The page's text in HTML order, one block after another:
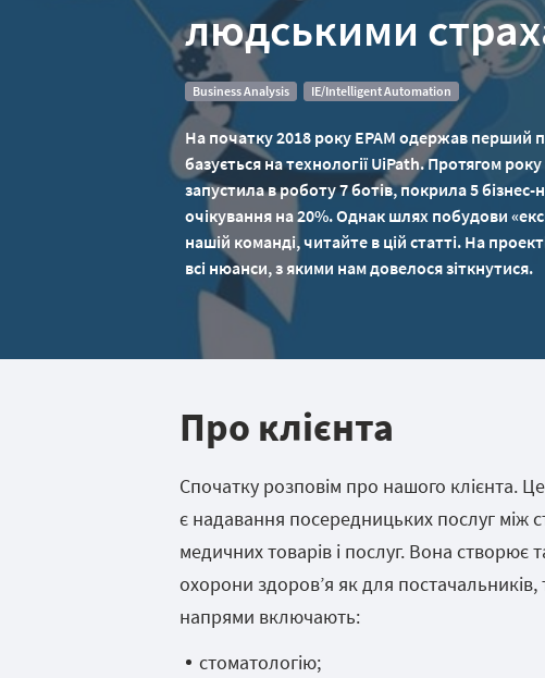
людськими
Business Analysis IE/Intelligent Automation
На початку 2018 року EPAM одержав
базується на технології UiPath. Протягом
запустила в роботу 7 ботів, покрила 5
очікування на 20%. Однак шлях побудови
нашій команді, читайте в цій статті. На
всі нюанси, з якими нам довелося зіткнутися.
Про клієнта
Спочатку розповім про нашого клієнта.
є надавання посередницьких послуг між
медичних товарів і послуг. Вона створює
охорони здоров’я як для постачальників,
напрями включають:
стоматологію;